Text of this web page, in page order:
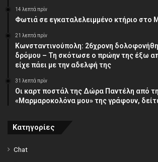
14 λεπτά πρίν
Φωτιά σε εγκαταλελειμμένο κτήριο στο
21 λεπτά πρίν
Κωνσταντινούπολη: 26χρονη
δρόμου – Τη σκότωσε ο πρώην της έξω
είχε πάει με την αδελφή της
31 λεπτά πρίν
Οι καρτ ποστάλ της Δώρα Παντέλη από
«Μαρμαροκολόνα μου» της γράφουν,
Κατηγορίες
Chat